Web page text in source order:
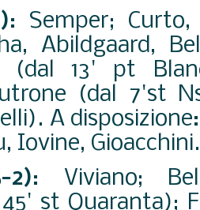
: Semper; Curto,
Abildgaard,
(dal 13' pt
(dal 7'st
A
Iovine,
2): Viviano;
st Quaranta);